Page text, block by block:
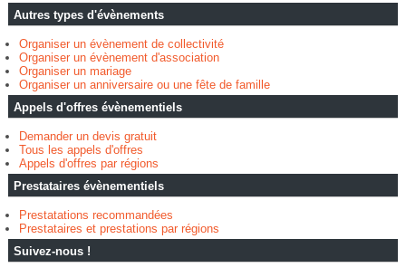
Autres types d'évènements
Organiser un évènement de collectivité
Organiser un évènement d'association
Organiser un mariage
Organiser un anniversaire ou une fête de famille
Appels d'offres évènementiels
Demander un devis gratuit
Tous les appels d'offres
Appels d'offres par régions
Prestataires évènementiels
Prestatations recommandées
Prestataires et prestations par régions
Suivez-nous !